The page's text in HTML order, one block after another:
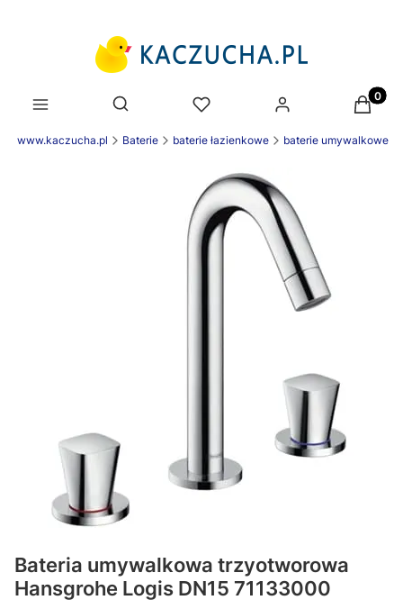
Otwórz wyszukiwarkę
www.kaczucha.pl Baterie baterie łazienkowe baterie umywalkowe
Bateria umywalkowa trzyotworowa
Hansgrohe Logis DN15 71133000